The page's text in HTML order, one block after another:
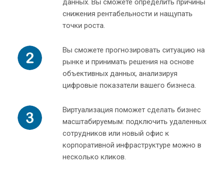
данных. Вы сможете определить причины
снижения рентабельности и нащупать
точки роста.
Вы сможете прогнозировать ситуацию на
рынке и принимать решения на основе
объективных данных, анализируя
цифровые показатели вашего бизнеса.
Виртуализация поможет сделать бизнес
масштабируемым: подключить удаленных
сотрудников или новый офис к
корпоративной инфраструктуре можно в
несколько кликов.